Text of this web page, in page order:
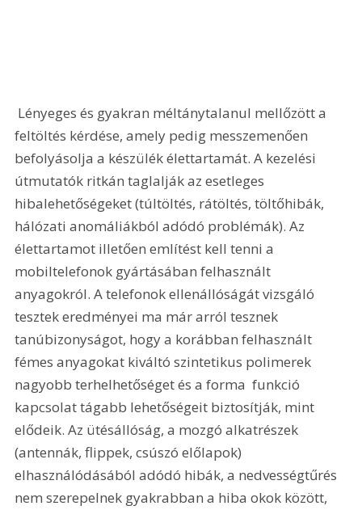
feltöltés kérdése, amely pedig messzemenően
befolyásolja a készülék élettartamát. A kezelési
útmutatók ritkán taglalják az esetleges
hibalehetőségeket (túltöltés, rátöltés, töltőhibák,
hálózati anomáliákból adódó problémák). Az
élettartamot illetően említést kell tenni a
mobiltelefonok gyártásában felhasznált
anyagokról. A telefonok ellenállóságát vizsgáló
tesztek eredményei ma már arról tesznek
tanúbizonyságot, hogy a korábban felhasznált
fémes anyagokat kiváltó szintetikus polimerek
nagyobb terhelhetőséget és a forma  funkció
kapcsolat tágabb lehetőségeit biztosítják, mint
elődeik. Az ütésállóság, a mozgó alkatrészek
(antennák, flippek, csúszó előlapok)
elhasználódásából adódó hibák, a nedvességtűrés
nem szerepelnek gyakrabban a hiba okok között,